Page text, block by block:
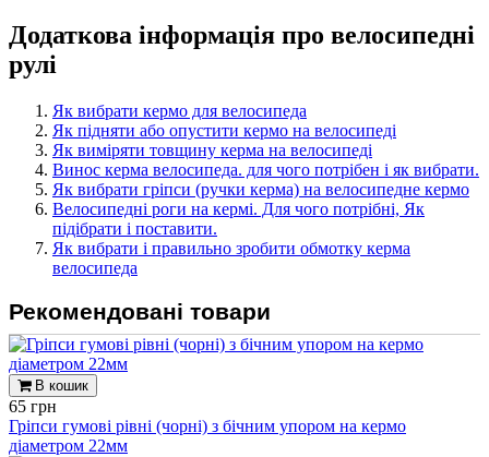
Додаткова інформація про велосипедні
рулі
Як вибрати кермо для велосипеда
Як підняти або опустити кермо на велосипеді
Як виміряти товщину керма на велосипеді
Винос керма велосипеда. для чого потрібен і як вибрати.
Як вибрати гріпси (ручки керма) на велосипедне кермо
Велосипедні роги на кермі. Для чого потрібні, Як
підібрати і поставити.
Як вибрати і правильно зробити обмотку керма
велосипеда
Рекомендовані товари
В кошик
65 грн
Гріпси гумові рівні (чорні) з бічним упором на кермо
діаметром 22мм